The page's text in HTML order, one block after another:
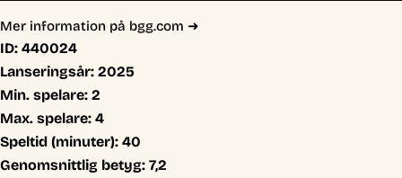
Mer information på bgg.com ➜
ID: 440024
Lanseringsår: 2025
Min. spelare: 2
Max. spelare: 4
Speltid (minuter): 40
Genomsnittlig betyg: 7,2